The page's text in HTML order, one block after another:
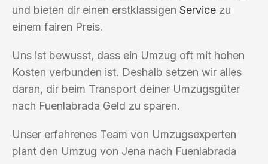
und bieten dir einen erstklassigen Service zu
einem fairen Preis.
Uns ist bewusst, dass ein Umzug oft mit hohen
Kosten verbunden ist. Deshalb setzen wir alles
daran, dir beim Transport deiner Umzugsgüter
nach Fuenlabrada Geld zu sparen.
Unser erfahrenes Team von Umzugsexperten
plant den Umzug von Jena nach Fuenlabrada